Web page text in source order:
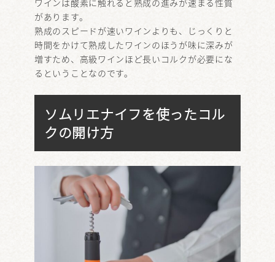
ワインは酸素に触れると熟成の進みが速まる性質
があります。
熟成のスピードが速いワインよりも、じっくりと
時間をかけて熟成したワインのほうが味に深みが
増すため、高級ワインほど長いコルクが必要にな
るということなのです。
ソムリエナイフを使ったコル
クの開け方